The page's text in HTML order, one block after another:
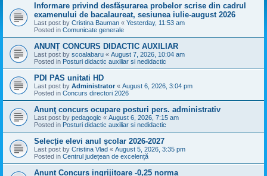
Informare privind desfășurarea probelor scrise din cadrul
examenului de bacalaureat, sesiunea iulie-august 2026
Last post by Cristina Bauman « Yesterday, 11:53 am
Posted in Comunicate generale
ANUNȚ CONCURS DIDACTIC AUXILIAR
Last post by scoalabaru « August 7, 2026, 10:04 am
Posted in Posturi didactic auxiliar si nedidactic
PDI PAS unitati HD
Last post by Administrator « August 6, 2026, 3:04 pm
Posted in Concurs directori 2026
Anunţ concurs ocupare posturi pers. administrativ
Last post by pedagogic « August 6, 2026, 7:15 am
Posted in Posturi didactic auxiliar si nedidactic
Selecție elevi anul școlar 2026-2027
Last post by Cristina Vlad « August 5, 2026, 3:35 pm
Posted in Centrul județean de excelență
Anunt Concurs ingrijitoare -0,25 norma